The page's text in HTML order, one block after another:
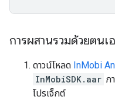
การผสานรวมด้วยตนเ
ดาวน์โหลด InMobi
InMobiSDK.aar ภ
โปรเจ็กต์